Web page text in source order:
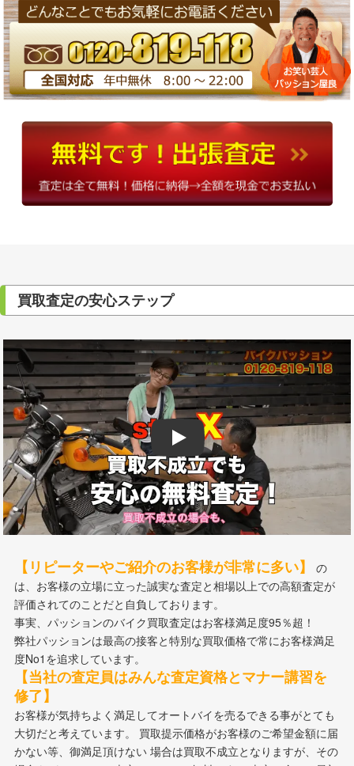
買取査定の安心ステップ
Play
【リピーターやご紹介のお客様が非常に多い】
は、お客様の立場に立った誠実な査定と相場以上での高額査定が
評価されてのことだと自負しております。
事実、パッションのバイク買取査定はお客様満足度95％超！
弊社パッションは最高の接客と特別な買取価格で常にお客様満足
度No1を追求しています。
【当社の査定員はみんな査定資格とマナー講習を
修了】
お客様が気持ちよく満足してオートバイを売るできる事がとても
大切だと考えています。 買取提示価格がお客様のご希望金額に届
かない等、御満足頂けない 場合は買取不成立となりますが、その